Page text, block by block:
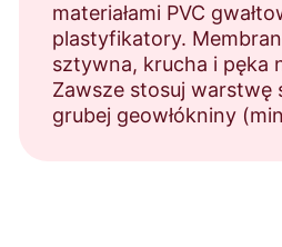
materiałami PVC
plastyfikatory.
sztywna, krucha i pęka
Zawsze stosuj warstwę
grubej geowłókniny